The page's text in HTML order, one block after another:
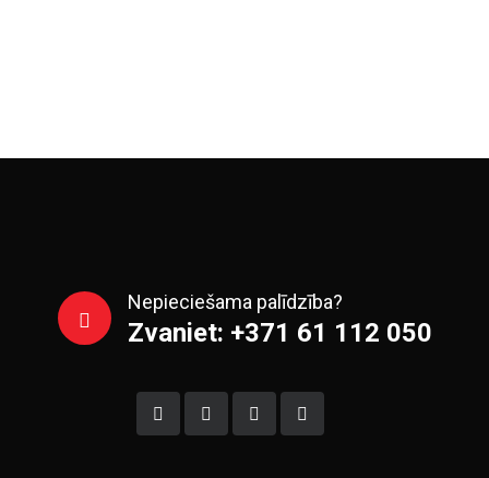
Nepieciešama palīdzība?
Zvaniet: +371 61 112 050